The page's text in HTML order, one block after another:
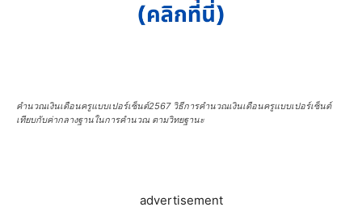
คำนวณเงินเดือนครูแบบเปอร์เซ็นต์2567 วิธีการคำนวณเงินเดือนครูแบบเปอร์เซ็นต์
เทียบกับค่ากลางฐานในการคำนวณ ตามวิทยฐานะ
advertisement